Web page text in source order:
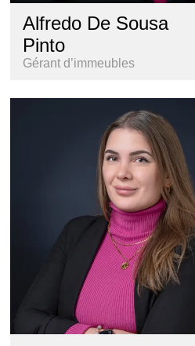
Alfredo De Sousa
Pinto
Gérant d’immeubles